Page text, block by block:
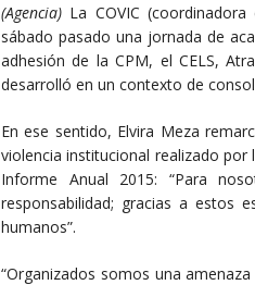
(Agencia) La COVIC
sábado pasado una jornada de
adhesión de la CPM, el CELS,
desarrolló en un contexto de
En ese sentido, Elvira Meza
violencia institucional realizado
Informe Anual 2015: “Para
responsabilidad; gracias a estos
humanos”.
“Organizados somos una